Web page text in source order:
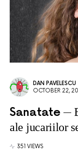
DAN PAVELESCU
OCTOBER 22,
Sanatate
ale jucariilor
351 VIEWS